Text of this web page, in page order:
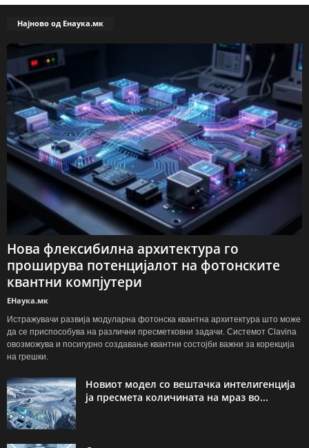
Најново од Енаука.мк
Нова флексибилна архитектура го
проширува потенцијалот на фотонските
квантни компјутери
ЕНаука.мк
Истражувачи развија модуларна фотонска квантна архитектура што може
да се приспособува на различни пресметковни задачи. Системот Clavina
овозможува и посигурно создавање квантни состојби важни за корекција
на грешки.
Новиот модел со вештачка интелигенција
ја пресмета количината на мраз во...